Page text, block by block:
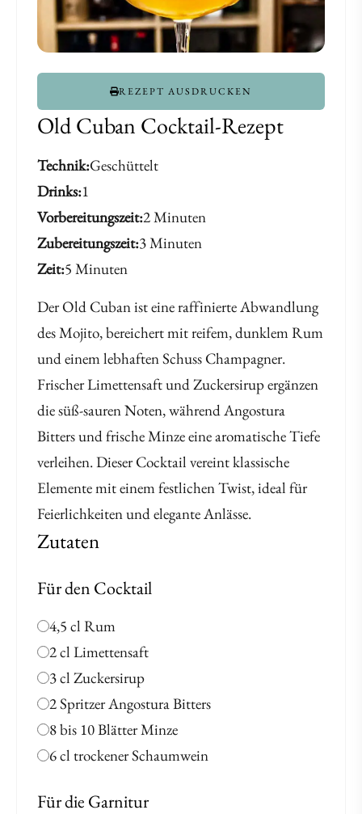
Old Cuban Cocktail-Rezept
Technik Geschüttelt
Drinks 1
Vorbereitungszeit 2 Minuten
Zubereitungszeit 3 Minuten
Zeit 5 Minuten
Der Old Cuban ist eine raffinierte Abwandlung
des Mojito, bereichert mit reifem, dunklem Rum
und einem lebhaften Schuss Champagner.
Frischer Limettensaft und Zuckersirup ergänzen
die süß-sauren Noten, während Angostura
Bitters und frische Minze eine aromatische Tiefe
verleihen. Dieser Cocktail vereint klassische
Elemente mit einem festlichen Twist, ideal für
Feierlichkeiten und elegante Anlässe.
REZEPT AUSDRUCKEN
Zutaten
Für den Cocktail
4,5 cl Rum
2 cl Limettensaft
3 cl Zuckersirup
2 Spritzer Angostura Bitters
8 bis 10 Blätter Minze
6 cl trockener Schaumwein
Für die Garnitur